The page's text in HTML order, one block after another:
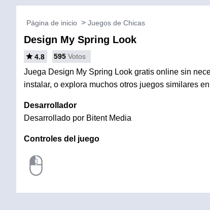
Página de inicio Juegos de Chicas
Design My Spring Look
4.8 595 Votos
Juega Design My Spring Look gratis online sin
instalar, o explora muchos otros juegos similares
Desarrollador
Desarrollado por Bitent Media
Controles del juego